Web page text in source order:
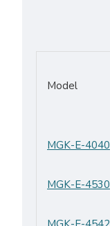
Model
MGK-E-4040
MGK-E-4530